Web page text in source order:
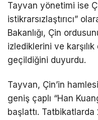
Tayvan yönetimi ise
istikrarsızlaştırıcı”
Bakanlığı, Çin
izlediklerini ve
geçildiğini duyurdu.
Tayvan, Çin’in
geniş çaplı “Han
başlattı.